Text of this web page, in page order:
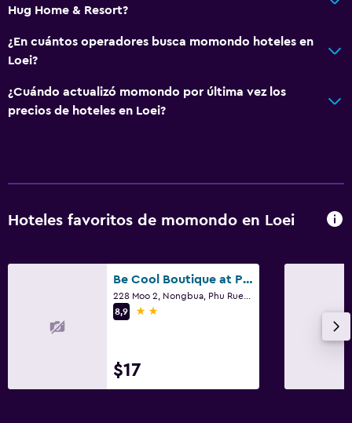
Hug Home & Resort?
¿En cuántos operadores busca momondo hoteles en
Loei?
¿Cuándo actualizó momondo por última vez los
precios de hoteles en Loei?
Hoteles favoritos de momondo en Loei
Be Cool Boutique at Phu Ruea
8,9
2 estrellas
$17